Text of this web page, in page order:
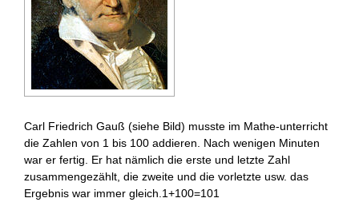
Carl Friedrich Gauß (siehe Bild) musste im Mathe-unterricht
die Zahlen von 1 bis 100 addieren. Nach wenigen Minuten
war er fertig. Er hat nämlich die erste und letzte Zahl
zusammengezählt, die zweite und die vorletzte usw. das
Ergebnis war immer gleich.1+100=101